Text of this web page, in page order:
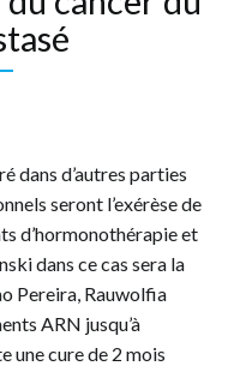
dans d’autres parties
seront l’exérèse de
d’hormonothérapie et
dans ce cas sera la
Pereira, Rauwolfia
ARN jusqu’à
une cure de 2 mois